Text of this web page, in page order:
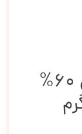
کالباس خشک بیلتون 60%